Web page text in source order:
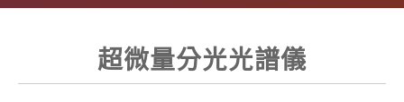
超微量分光光譜儀